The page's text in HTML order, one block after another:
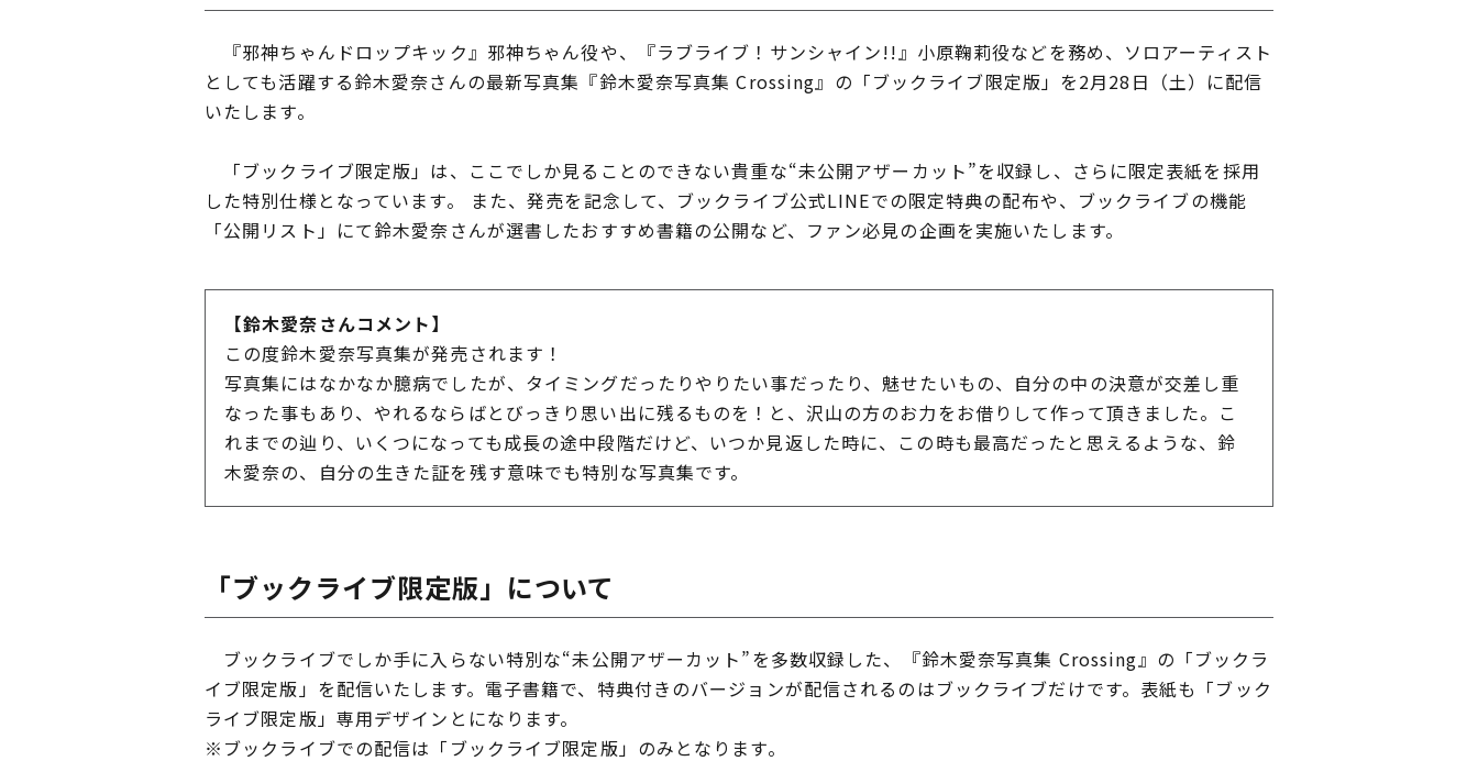
『邪神ちゃんドロップキック』邪神ちゃん役や、『ラブライブ！サンシャイン!!』小原鞠莉役などを務め、ソロアーティスト
としても活躍する鈴木愛奈さんの最新写真集『鈴木愛奈写真集 Crossing』の「ブックライブ限定版」を2月28日（土）に配信
いたします。
「ブックライブ限定版」は、ここでしか見ることのできない貴重な“未公開アザーカット”を収録し、さらに限定表紙を採用
した特別仕様となっています。 また、発売を記念して、ブックライブ公式LINEでの限定特典の配布や、ブックライブの機能
「公開リスト」にて鈴木愛奈さんが選書したおすすめ書籍の公開など、ファン必見の企画を実施いたします。
【鈴木愛奈さんコメント】
この度鈴木愛奈写真集が発売されます！
写真集にはなかなか臆病でしたが、タイミングだったりやりたい事だったり、魅せたいもの、自分の中の決意が交差し重
なった事もあり、やれるならばとびっきり思い出に残るものを！と、沢山の方のお力をお借りして作って頂きました。こ
れまでの辿り、いくつになっても成長の途中段階だけど、いつか見返した時に、この時も最高だったと思えるような、鈴
木愛奈の、自分の生きた証を残す意味でも特別な写真集です。
「ブックライブ限定版」について
ブックライブでしか手に入らない特別な“未公開アザーカット”を多数収録した、『鈴木愛奈写真集 Crossing』の「ブックラ
イブ限定版」を配信いたします。電子書籍で、特典付きのバージョンが配信されるのはブックライブだけです。表紙も「ブック
ライブ限定版」専用デザインとになります。
※ブックライブでの配信は「ブックライブ限定版」のみとなります。